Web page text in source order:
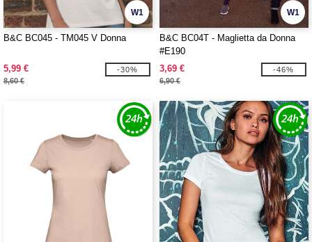
W1
B&C BC045 - TM045 V Donna
5,99 €
8,60 €
-30%
W1
B&C BC04T - Maglietta da Donna
#E190
3,69 €
6,90 €
-46%